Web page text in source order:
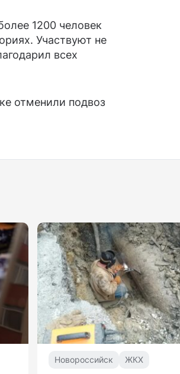
1200 человек
Участвуют не
всех
отменили подвоз
Новороссийск ЖКХ